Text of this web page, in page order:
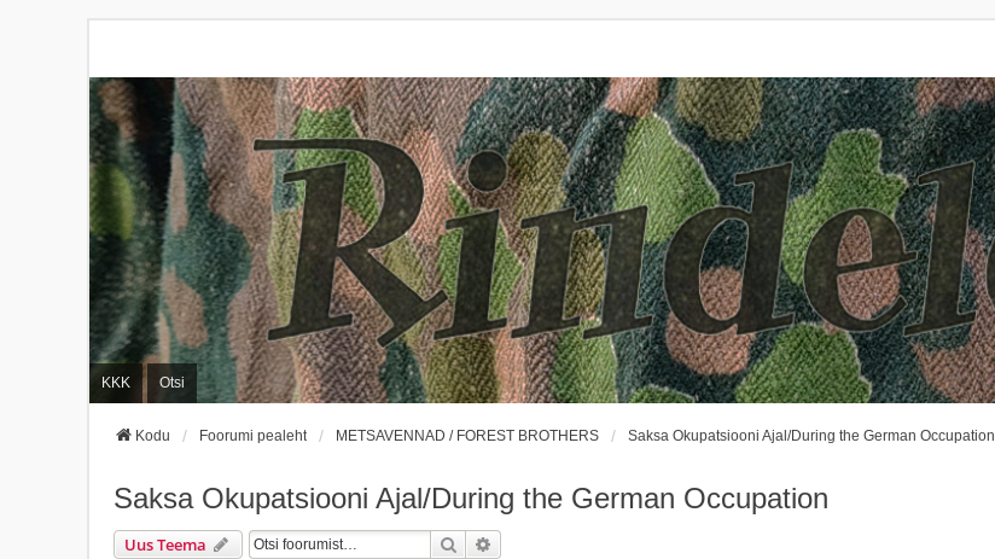
KKK Otsi
Kodu Foorumi pealeht METSAVENNAD / FOREST BROTHERS Saksa Okupatsiooni Ajal/During the German Occupation
Saksa Okupatsiooni Ajal/During the German Occupation
Uus Teema Otsi